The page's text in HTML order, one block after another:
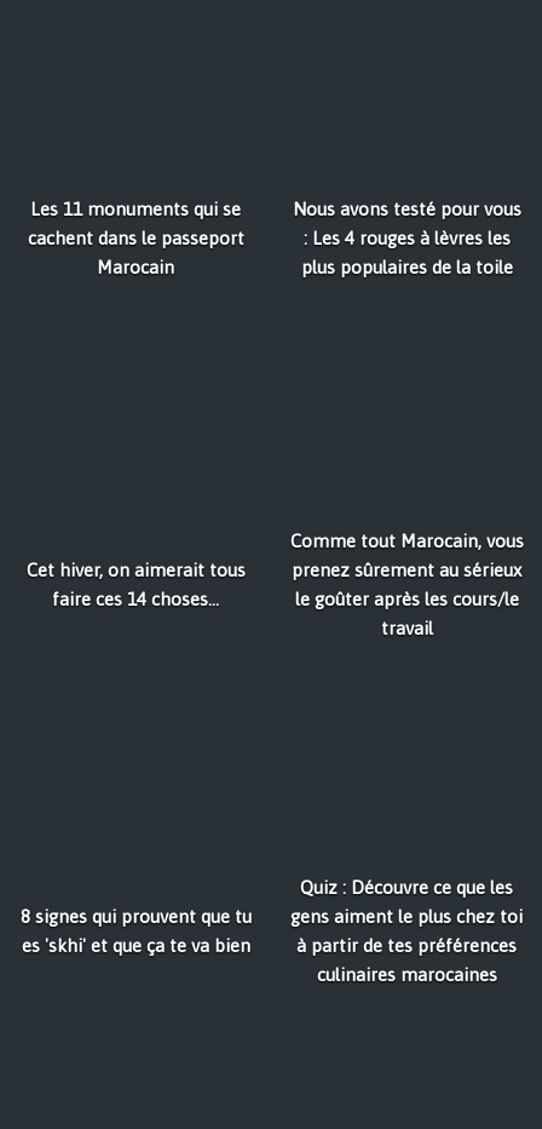
Les 11 monuments qui se
cachent dans le passeport
Marocain
Nous avons testé pour vous
: Les 4 rouges à lèvres les
plus populaires de la toile
Cet hiver, on aimerait tous
faire ces 14 choses...
Comme tout Marocain, vous
prenez sûrement au sérieux
le goûter après les cours/le
travail
8 signes qui prouvent que tu
es 'skhi' et que ça te va bien
Quiz : Découvre ce que les
gens aiment le plus chez toi
à partir de tes préférences
culinaires marocaines